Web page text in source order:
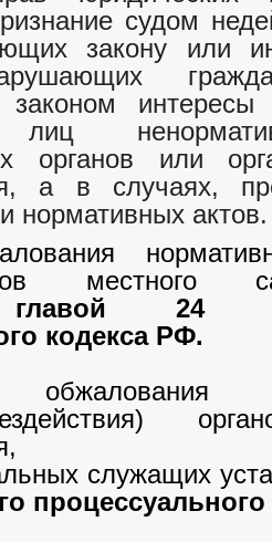
судом
закону или
интересы
лиц
органов или
а в случаях,
нормативных актов.
местного
главой 24
кодекса РФ.
служащих